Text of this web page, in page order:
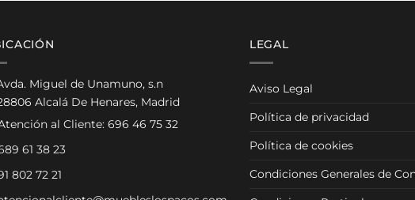
Miguel de Unamuno, s.n
Alcalá De Henares, Madrid
al Cliente: 696 46 75 32
61 38 23
802 72 21
LEGAL
Aviso Legal
Política de privacidad
Política de cookies
Condiciones Generales de